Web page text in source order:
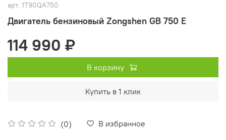
арт. 1T90QA750
Двигатель бензиновый Zongshen GB 750 E
(0) В избранное
114 990 ₽
В корзину
Купить в 1 клик